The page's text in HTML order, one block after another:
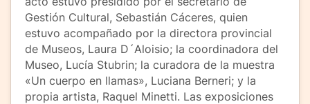
Gestión Cultural, Sebastián Cáceres, quien
estuvo acompañado por la directora provincial
de Museos, Laura D´Aloisio; la coordinadora del
Museo, Lucía Stubrin; la curadora de la muestra
«Un cuerpo en llamas», Luciana Berneri; y la
propia artista, Raquel Minetti. Las exposiciones